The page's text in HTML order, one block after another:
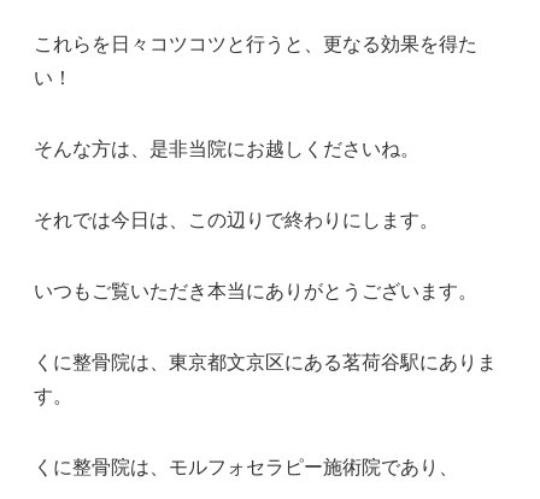
これらを日々コツコツと行うと、更なる効果を得た
い！
そんな方は、是非当院にお越しくださいね。
それでは今日は、この辺りで終わりにします。
いつもご覧いただき本当にありがとうございます。
くに整骨院は、東京都文京区にある茗荷谷駅にありま
す。
くに整骨院は、モルフォセラピー施術院であり、